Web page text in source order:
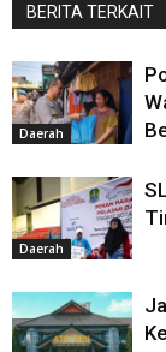
BERITA TERKAIT
Daerah
Daerah